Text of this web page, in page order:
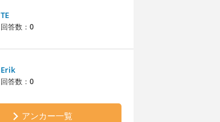
TE
回答数： 0
Erik
回答数： 0
アンカー一覧